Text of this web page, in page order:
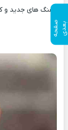
آهنگ های جدید و
ص
ف
ح
ه ب ع
د ی